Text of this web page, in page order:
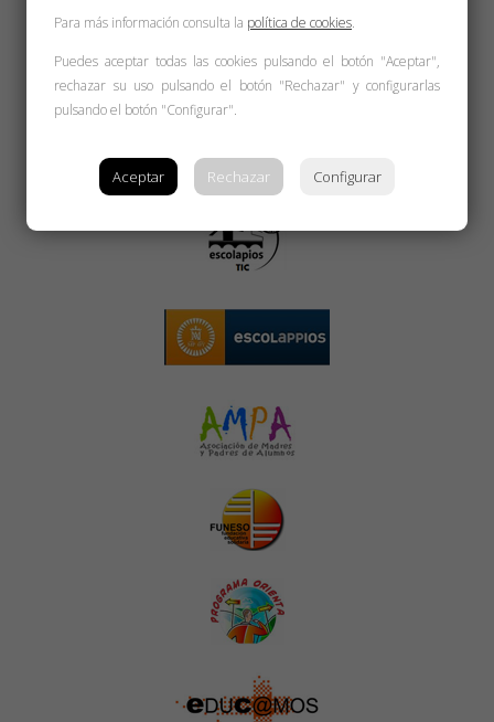
Para más información consulta la política de cookies.
Puedes aceptar todas las cookies pulsando el botón "Aceptar",
rechazar su uso pulsando el botón "Rechazar" y configurarlas
pulsando el botón "Configurar".
Aceptar Rechazar Configurar